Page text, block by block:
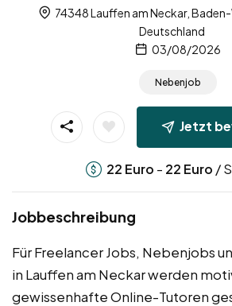
74348 Lauffen am Neckar,
Deutschland
03/08/2026
Nebenjob
Jetzt
22 Euro - 22 Euro /
Jobbeschreibung
Für Freelancer Jobs, Nebenjobs
in Lauffen am Neckar werden
gewissenhafte Online-Tutoren